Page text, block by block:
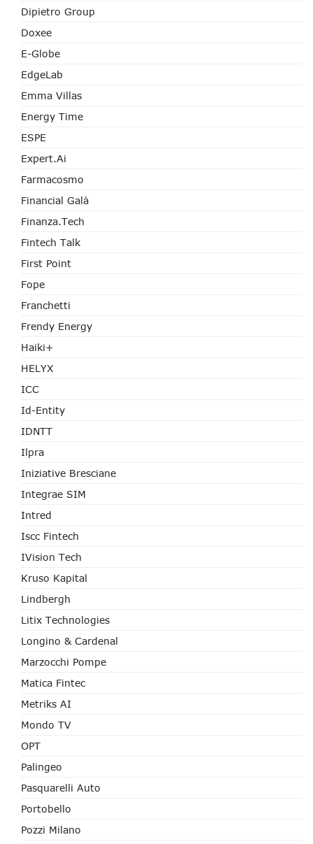
Dipietro Group
Doxee
E-Globe
EdgeLab
Emma Villas
Energy Time
ESPE
Expert.ai
Farmacosmo
Financial Galà
Finanza.tech
Fintech Talk
First Point
Fope
Franchetti
Frendy Energy
Haiki+
HELYX
ICC
Id-Entity
IDNTT
Ilpra
Iniziative Bresciane
Integrae SIM
Intred
Iscc Fintech
IVision Tech
Kruso Kapital
Lindbergh
Litix Technologies
Longino & Cardenal
Marzocchi Pompe
Matica Fintec
Metriks AI
Mondo TV
OPT
Palingeo
Pasquarelli Auto
Portobello
Pozzi Milano